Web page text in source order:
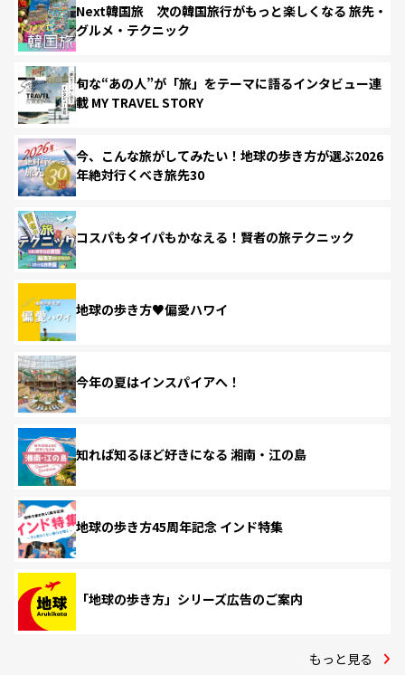
Next韓国旅 次の韓国旅行がもっと楽しくなる 旅先・
グルメ・テクニック
旬な“あの人”が「旅」をテーマに語るインタビュー連
載 MY TRAVEL STORY
今、こんな旅がしてみたい！地球の歩き方が選ぶ2026
年絶対行くべき旅先30
コスパもタイパもかなえる！賢者の旅テクニック
地球の歩き方♥偏愛ハワイ
今年の夏はインスパイアへ！
知れば知るほど好きになる 湘南・江の島
地球の歩き方45周年記念 インド特集
「地球の歩き方」シリーズ広告のご案内
もっと見る